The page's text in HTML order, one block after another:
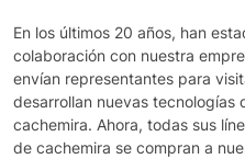
En los últimos 20 años, han
colaboración con nuestra
envían representantes para
desarrollan nuevas
cachemira. Ahora, todas sus
de cachemira se compran a